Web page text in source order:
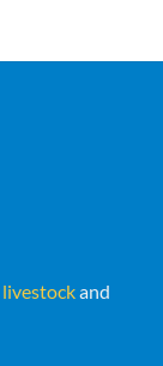
livestockand